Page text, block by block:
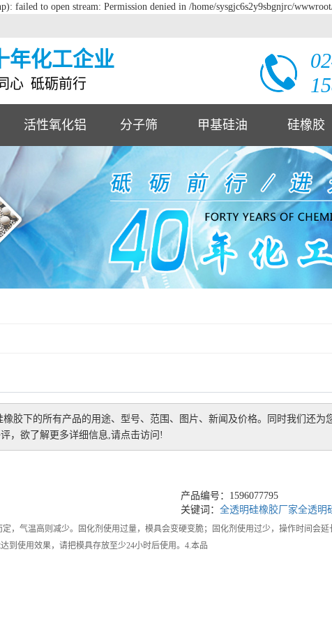
failed to open stream: Permission denied in /home/sysgjc6s2y9sbgnjrc/
年化工企业
心 砥砺前行
活性氧化铝 分子筛 甲基硅油 硅橡胶
橡胶 下的所有产品的用途、型号、范围、图片、新闻及价格。同时我们还为
，欲了解更多详细信息,请点击访问!
产品编号：1596077795
关键词： 全透明硅橡胶厂家全透明
，气温高则减少。固化剂使用过量，模具会变硬变脆；固化剂使用过少，操作时间会延
到使用效果，请把模具存放至少24小时后使用。4.本品